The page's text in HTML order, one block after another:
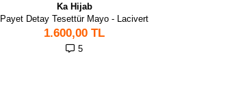
Ka Hijab
Payet Detay Tesettür Mayo - Lacivert
5
1.600,00 TL